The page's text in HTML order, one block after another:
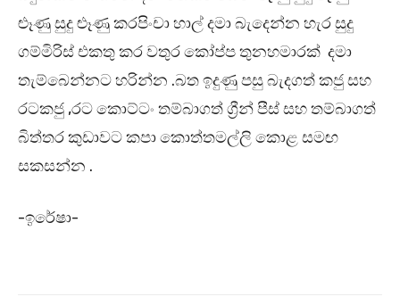
ළූණු සුදු ළූණු කරපිංචා හාල් දමා බැදෙන්න හැර සුදු
ගම්මිරිස් එකතු කර වතුර කෝප්ප තුනහමාරක් දමා
තැම්බෙන්නට හරින්න .බත ඉදුණු පසු බැදගත් කජු සහ
රටකජු ,රට කොට්ටං තම්බාගත් ග්‍රීන් පීස් සහ තම්බාගත්
බිත්තර කුඩාවට කපා කොත්තමල්ලි කොළ සමඟ
සකසන්න .
-ඉරේෂා-